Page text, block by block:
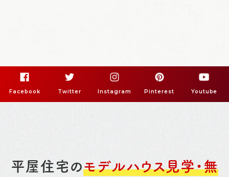
Facebook Twitter Instagram Pinterest Youtube
平屋住宅のモデルハウス見学・無